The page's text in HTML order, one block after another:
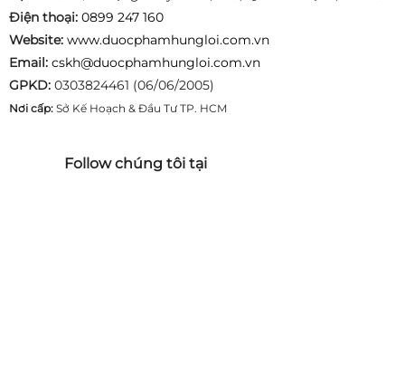
Điện thoại: 0899 247 160
Website: www.duocphamhungloi.com.vn
Email: cskh@duocphamhungloi.com.vn
GPKD:0303824461 (06/06/2005)
Nơi cấp:Sở Kế Hoạch & Đầu Tư TP. HCM
Follow chúng tôi tại